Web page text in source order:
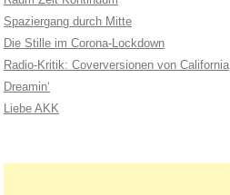
n
a
c
h
:
Spaziergang durch Mitte
Die Stille im Corona-Lockdown
Radio-Kritik: Coverversionen von California
Dreamin‘
Liebe AKK